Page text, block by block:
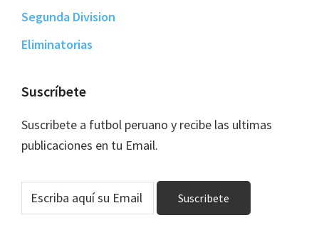
Segunda Division
Eliminatorias
Suscríbete
Suscribete a futbol peruano y recibe las ultimas
publicaciones en tu Email.